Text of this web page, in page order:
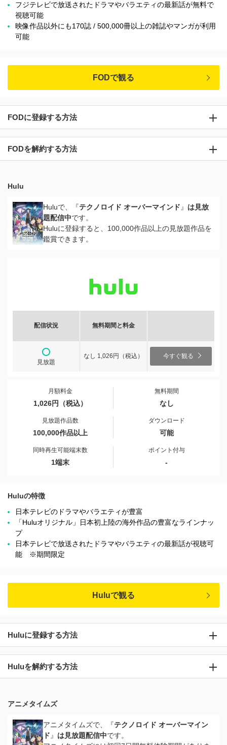
フジテレビで放送されたドラマやバラエティの最新話が無料で
視聴可能
映像作品以外にも170誌 / 500,000冊以上の雑誌やマンガが利用
可能
FODで観る
FODに登録する方法
FODを解約する方法
Hulu
Huluで、『テクノロイド オーバーマインド 』 は見放
題配信中です。
Huluに登録すると、100,000作品以上の見放題作品を
鑑賞できます。
配信状況 無料期間と料金
見放題
なし 1,026円（税込） 今すぐ観る
月額料金
1,026円（税込）
無料期間
なし
見放題作品数
100,000作品以上
ダウンロード
可能
同時再生可能端末数
1端末
ポイント付与
-
Huluの特徴
日本テレビのドラマやバラエティが豊富
「Huluオリジナル」日本初上陸の海外作品の豊富なラインナッ
プ
日本テレビで放送されたドラマやバラエティの最新話が視聴可
能 ※期間限定
Huluで観る
Huluに登録する方法
Huluを解約する方法
アニメタイムズ
アニメタイムズで、『テクノロイド オーバーマイン
ド 』 は見放題配信中です。